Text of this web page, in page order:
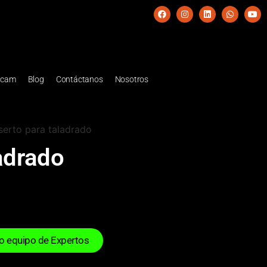
Blog Contáctanos Nosotros
para taladrado
equipo de Expertos